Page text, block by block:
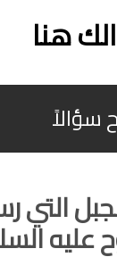
سؤالاً
التي
عليه